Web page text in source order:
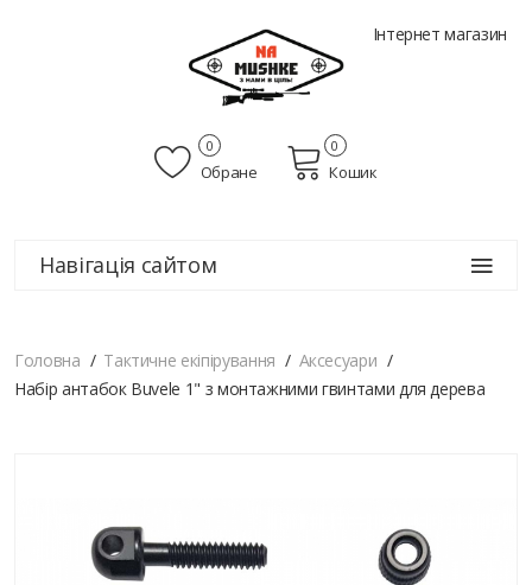
Інтернет магазин
Обране
0
Кошик
0
Навігація сайтом
Головна Тактичне екіпірування
Аксесуари
Набір антабок Buvele 1" з монтажними гвинтами для дерева